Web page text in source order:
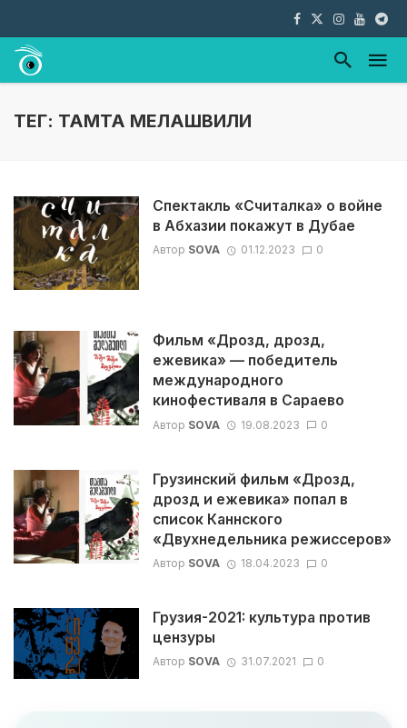
ТЕГ: ТАМТА МЕЛАШВИЛИ
Спектакль «Считалка» о войне
в Абхазии покажут в Дубае
Автор SOVA 01.12.2023 0
Фильм «Дрозд, дрозд,
ежевика» — победитель
международного
кинофестиваля в Сараево
Автор SOVA 19.08.2023 0
Грузинский фильм «Дрозд,
дрозд и ежевика» попал в
список Каннского
«Двухнедельника режиссеров»
Автор SOVA 18.04.2023 0
Грузия-2021: культура против
цензуры
Автор SOVA 31.07.2021 0